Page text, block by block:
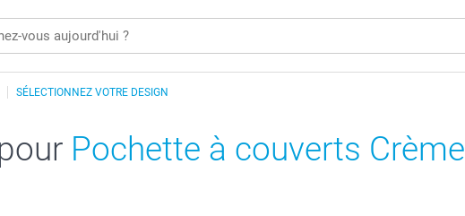
SÉLECTIONNEZ VOTRE DESIGN
Pochette à couverts Crème